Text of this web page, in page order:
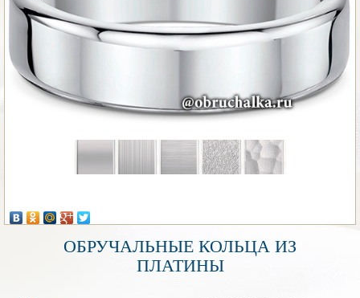
ОБРУЧАЛЬНЫЕ КОЛЬЦА ИЗ
ПЛАТИНЫ